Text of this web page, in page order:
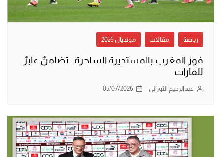
رياضة مقالات مونديال 2026
فوز المغرب بالمستديرة الساحرة.. تضامنٌ عابرٌ
للقارات
عبد الرحيم التوراني 05/07/2026